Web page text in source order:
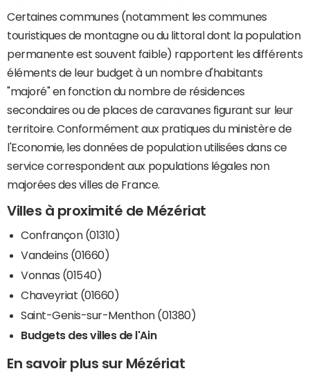
Certaines communes (notamment les communes
touristiques de montagne ou du littoral dont la population
permanente est souvent faible) rapportent les différents
éléments de leur budget à un nombre d'habitants
"majoré" en fonction du nombre de résidences
secondaires ou de places de caravanes figurant sur leur
territoire. Conformément aux pratiques du ministère de
l'Economie, les données de population utilisées dans ce
service correspondent aux populations légales non
majorées des villes de France.
Villes à proximité de Mézériat
Confrançon (01310)
Vandeins (01660)
Vonnas (01540)
Chaveyriat (01660)
Saint-Genis-sur-Menthon (01380)
Budgets des villes de l'Ain
En savoir plus sur Mézériat